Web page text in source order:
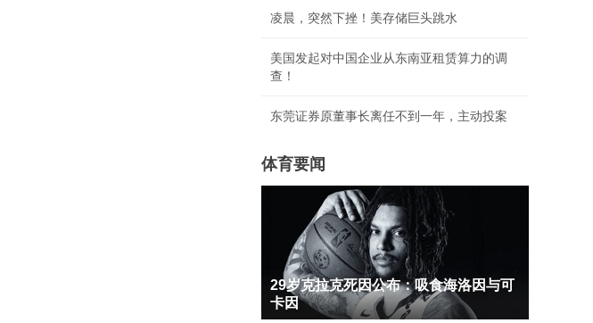
凌晨，突然下挫！美存储巨头跳水
美国发起对中国企业从东南亚租赁算力的调
查！
东莞证券原董事长离任不到一年，主动投案
体育要闻
29岁克拉克死因公布：吸食海洛因与可
卡因